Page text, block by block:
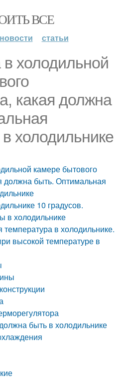
ВСЕ
новости статьи
холодильной
какая должна
холодильнике
камере бытового
должна быть. Оптимальная
10 градусов.
в холодильнике
в холодильнике.
высокой температуре в
быть в холодильнике